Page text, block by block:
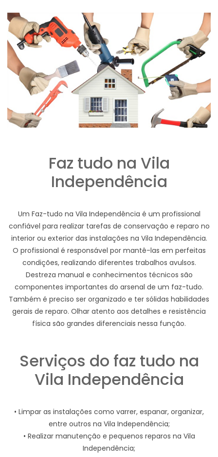
Faz tudo na Vila
Independência
Um Faz-tudo na Vila Independência é um profissional
confiável para realizar tarefas de conservação e reparo no
interior ou exterior das instalações na Vila Independência.
O profissional é responsável por mantê-las em perfeitas
condições, realizando diferentes trabalhos avulsos.
Destreza manual e conhecimentos técnicos são
componentes importantes do arsenal de um faz-tudo.
Também é preciso ser organizado e ter sólidas habilidades
gerais de reparo. Olhar atento aos detalhes e resistência
física são grandes diferenciais nessa função.
Serviços do faz tudo na
Vila Independência
• Limpar as instalações como varrer, espanar, organizar,
entre outros na Vila Independência;
• Realizar manutenção e pequenos reparos na Vila
Independência;